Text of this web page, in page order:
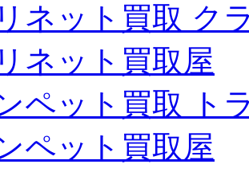
ネット買取 ク
ネット買取屋
ペット買取 ト
ペット買取屋